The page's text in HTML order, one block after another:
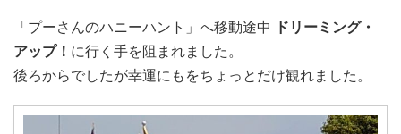
「プーさんのハニーハント」へ移動途中
ドリーミング・
アップ！ に行く手を阻まれました。
後ろからでしたが幸運にもをちょっとだけ観れました。